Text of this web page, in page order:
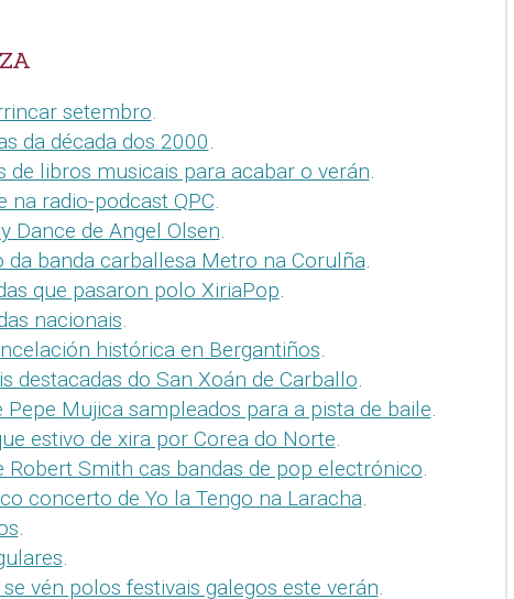
setembro.
da década dos 2000.
de libros musicais para acabar o verán.
na radio-podcast QPC.
Dance de Angel Olsen.
da banda carballesa Metro na Corulña.
que pasaron polo XiriaPop.
nacionais.
histórica en Bergantiños.
destacadas do San Xoán de Carballo.
Pepe Mujica sampleados para a pista de baile.
estivo de xira por Corea do Norte.
Robert Smith cas bandas de pop electrónico.
concerto de Yo la Tengo na Laracha.
.
.
vén polos festivais galegos este verán.